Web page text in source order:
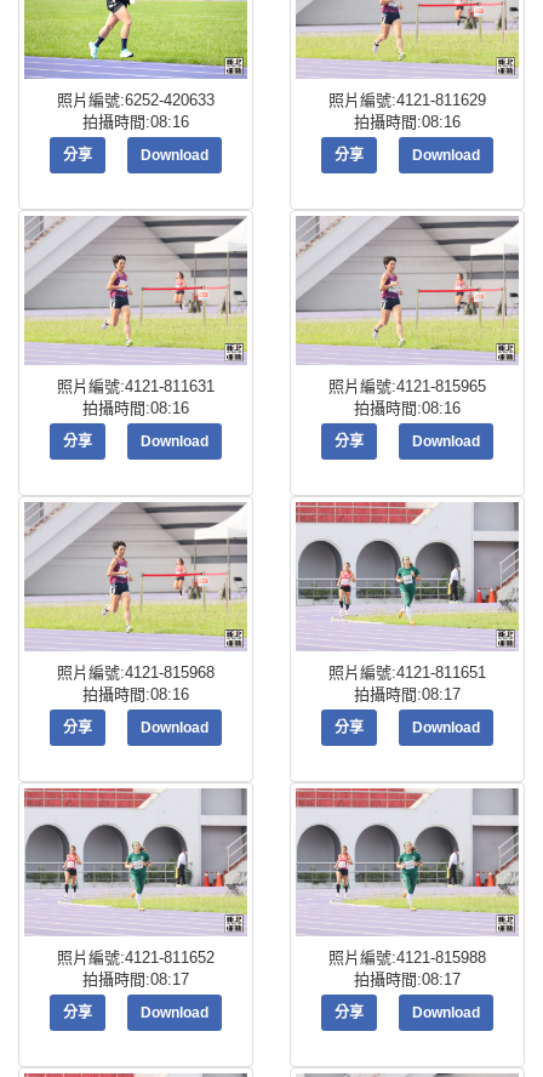
照片編號:6252-420633
拍攝時間:08:16
分享 Download
照片編號:4121-811629
拍攝時間:08:16
分享 Download
照片編號:4121-811631
拍攝時間:08:16
分享 Download
照片編號:4121-815965
拍攝時間:08:16
分享 Download
照片編號:4121-815968
拍攝時間:08:16
分享 Download
照片編號:4121-811651
拍攝時間:08:17
分享 Download
照片編號:4121-811652
拍攝時間:08:17
分享 Download
照片編號:4121-815988
拍攝時間:08:17
分享 Download